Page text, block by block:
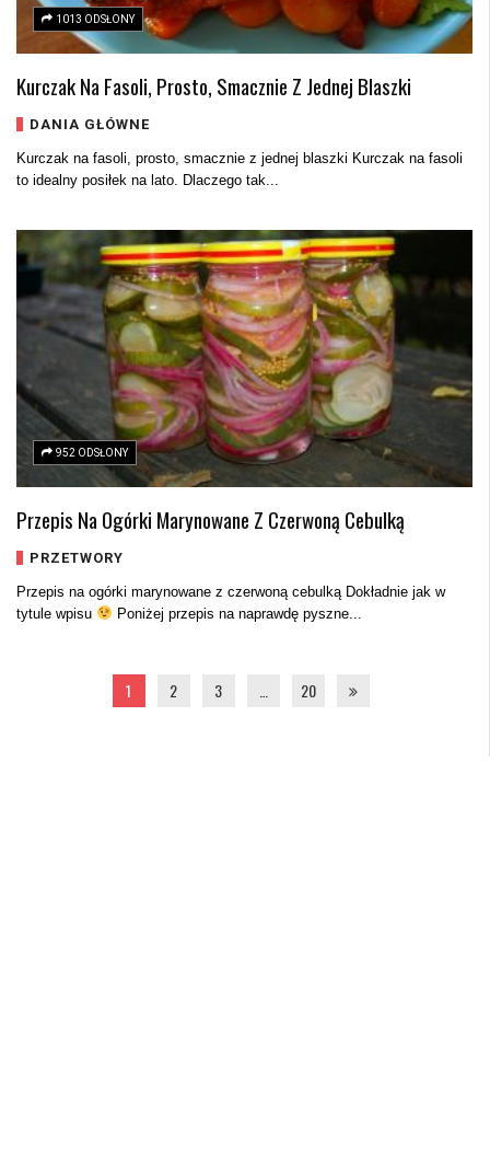
1013 ODSŁONY
Kurczak Na Fasoli, Prosto, Smacznie Z Jednej Blaszki
DANIA GŁÓWNE
Kurczak na fasoli, prosto, smacznie z jednej blaszki Kurczak na fasoli
to idealny posiłek na lato. Dlaczego tak...
952 ODSŁONY
Przepis Na Ogórki Marynowane Z Czerwoną Cebulką
PRZETWORY
Przepis na ogórki marynowane z czerwoną cebulką Dokładnie jak w
tytule wpisu
Poniżej przepis na naprawdę pyszne...
1 2 3 20